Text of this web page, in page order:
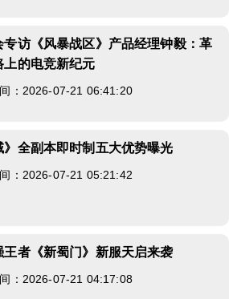
专访《风暴战区》产品经理钟毅：革
上的电竞新纪元
：2026-07-21 06:41:20
》全副本即时制五大优势曝光
：2026-07-21 05:21:42
王者《新蜀门》新服天启来袭
：2026-07-21 04:17:08